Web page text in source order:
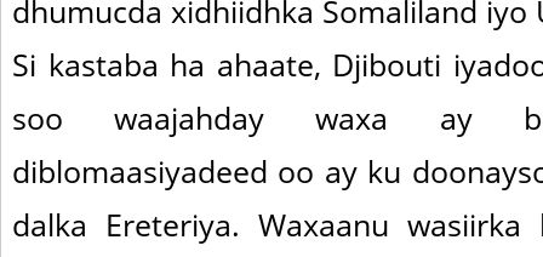
dhumucda xidhiidhka Somaliland iyo
Si kastaba ha ahaate, Djibouti
soo waajahday waxa ay
diblomaasiyadeed oo ay ku
dalka Ereteriya. Waxaanu wasiirka